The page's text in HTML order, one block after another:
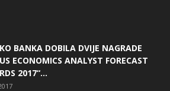
BANKA DOBILA DVIJE NAGRADE
ECONOMICS ANALYST FORECAST
2017“...